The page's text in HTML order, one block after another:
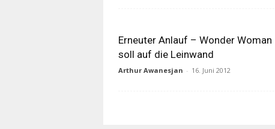
Erneuter Anlauf – Wonder Woman
soll auf die Leinwand
Arthur Awanesjan - 16. Juni 2012